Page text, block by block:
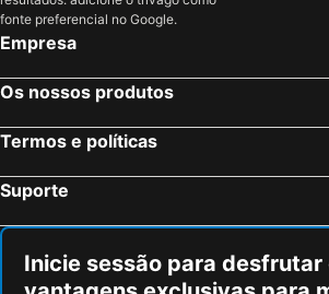
fonte preferencial no Google.
Empresa
Os nossos produtos
Termos e políticas
Suporte
Inicie sessão para desfrutar